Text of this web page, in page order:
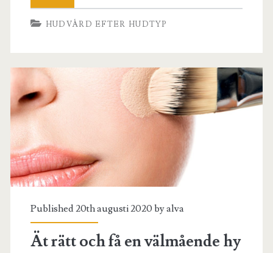
HUDVÅRD EFTER HUDTYP
Published 20th augusti 2020 byalva
Ät rätt och få en välmående hy